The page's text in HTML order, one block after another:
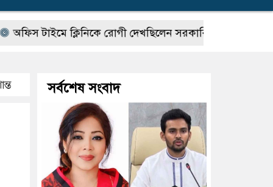
ক্লিনিকে রোগী দেখছিলেন সরকারি চিকিৎসক, লাইসেন্স
সর্বশেষ সংবাদ